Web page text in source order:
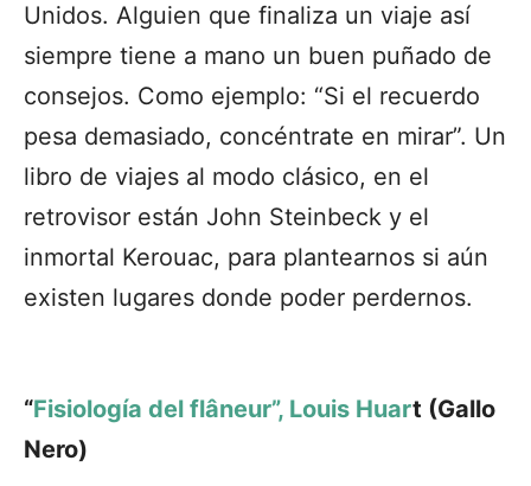
Unidos. Alguien que finaliza un viaje así
siempre tiene a mano un buen puñado de
consejos. Como ejemplo: “Si el recuerdo
pesa demasiado, concéntrate en mirar”. Un
libro de viajes al modo clásico, en el
retrovisor están John Steinbeck y el
inmortal Kerouac, para plantearnos si aún
existen lugares donde poder perdernos.
“Fisiología del flâneur”, Louis Huart (Gallo
Nero)